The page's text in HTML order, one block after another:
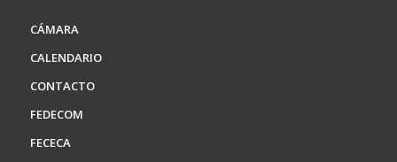
CÁMARA
CALENDARIO
CONTACTO
FEDECOM
FECECA